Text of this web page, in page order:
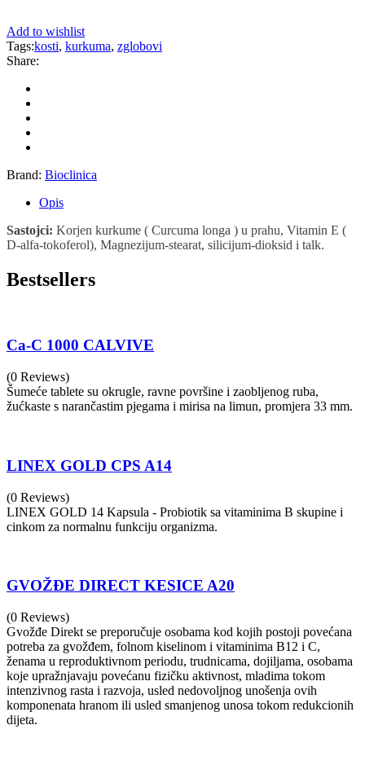
Add to wishlist
Tags:kosti, kurkuma, zglobovi
Share:
Brand: Bioclinica
Opis
Sastojci: Korjen kurkume ( Curcuma longa ) u prahu, Vitamin E (
D-alfa-tokoferol), Magnezijum-stearat, silicijum-dioksid i talk.
Bestsellers
Ca-C 1000 CALVIVE
(0 Reviews)
Šumeće tablete su okrugle, ravne površine i zaobljenog ruba,
žućkaste s narančastim pjegama i mirisa na limun, promjera 33 mm.
LINEX GOLD CPS A14
(0 Reviews)
LINEX GOLD 14 Kapsula - Probiotik sa vitaminima B skupine i
cinkom za normalnu funkciju organizma.
GVOŽĐE DIRECT KESICE A20
(0 Reviews)
Gvožđe Direkt se preporučuje osobama kod kojih postoji povećana
potreba za gvožđem, folnom kiselinom i vitaminima B12 i C,
ženama u reproduktivnom periodu, trudnicama, dojiljama, osobama
koje upražnjavaju povećanu fizičku aktivnost, mladima tokom
intenzivnog rasta i razvoja, usled nedovoljnog unošenja ovih
komponenata hranom ili usled smanjenog unosa tokom redukcionih
dijeta.